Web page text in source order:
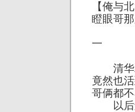
【俺与
瞪眼哥那
一
清华二
竟然也
哥俩都不
以后还